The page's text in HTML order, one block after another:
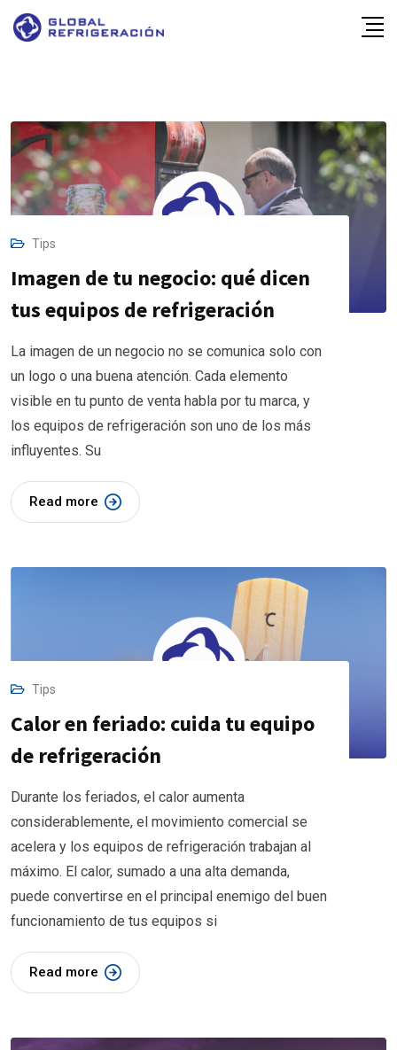
Skip
Tips
Imagen de tu negocio: qué dicen
tus equipos de refrigeración
La imagen de un negocio no se comunica solo con
un logo o una buena atención. Cada elemento
visible en tu punto de venta habla por tu marca, y
los equipos de refrigeración son uno de los más
influyentes. Su
Read more
Tips
Calor en feriado: cuida tu equipo
de refrigeración
Durante los feriados, el calor aumenta
considerablemente, el movimiento comercial se
acelera y los equipos de refrigeración trabajan al
máximo. El calor, sumado a una alta demanda,
puede convertirse en el principal enemigo del buen
funcionamiento de tus equipos si
Read more